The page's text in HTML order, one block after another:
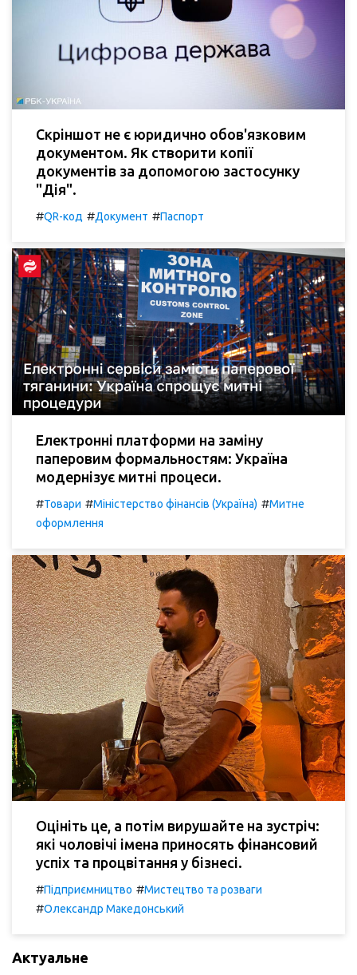
Скріншот не є юридично обов'язковим
документом. Як створити копії
документів за допомогою застосунку
"Дія".
#QR-код #Документ #Паспорт
Електронні платформи на заміну
паперовим формальностям: Україна
модернізує митні процеси.
#Товари #Міністерство фінансів (Україна) #Митне
оформлення
Оцініть це, а потім вирушайте на зустріч:
які чоловічі імена приносять фінансовий
успіх та процвітання у бізнесі.
#Підприємництво #Мистецтво та розваги
#Олександр Македонський
Актуальне